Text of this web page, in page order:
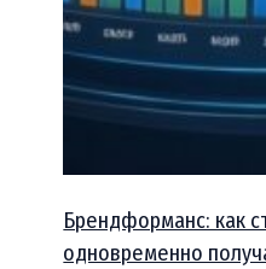
Брендформанс: как
одновременно